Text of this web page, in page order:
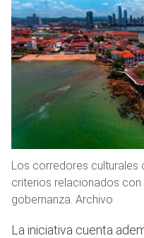
Los corredores culturales
criterios relacionados
gobernanza. Archivo
La iniciativa cuenta